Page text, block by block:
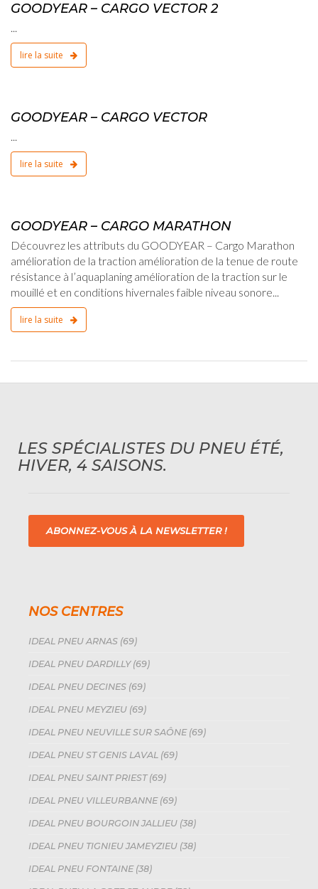
GOODYEAR – CARGO VECTOR 2
...
lire la suite
GOODYEAR – CARGO VECTOR
...
lire la suite
GOODYEAR – CARGO MARATHON
Découvrez les attributs du GOODYEAR – Cargo Marathon
amélioration de la traction amélioration de la tenue de route
résistance à l’aquaplaning amélioration de la traction sur le
mouillé et en conditions hivernales faible niveau sonore...
lire la suite
LES SPÉCIALISTES DU PNEU ÉTÉ,
HIVER, 4 SAISONS.
ABONNEZ-VOUS À LA NEWSLETTER !
NOS CENTRES
IDEAL PNEU ARNAS (69)
IDEAL PNEU DARDILLY (69)
IDEAL PNEU DECINES (69)
IDEAL PNEU MEYZIEU (69)
IDEAL PNEU NEUVILLE SUR SAÔNE (69)
IDEAL PNEU ST GENIS LAVAL (69)
IDEAL PNEU SAINT PRIEST (69)
IDEAL PNEU VILLEURBANNE (69)
IDEAL PNEU BOURGOIN JALLIEU (38)
IDEAL PNEU TIGNIEU JAMEYZIEU (38)
IDEAL PNEU FONTAINE (38)